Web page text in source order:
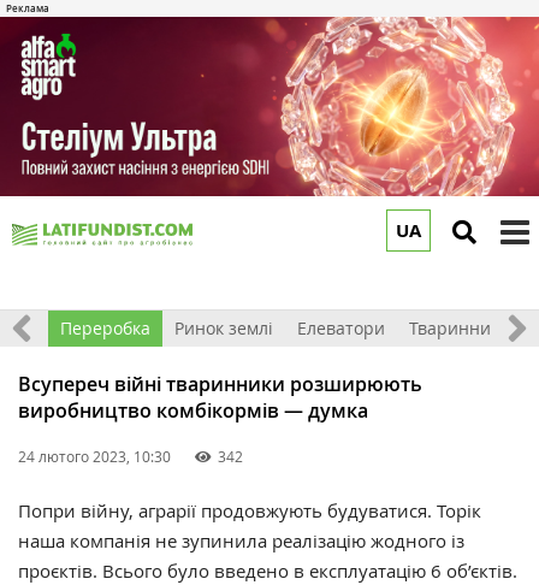
UA
Переробка Ринок землі Елеватори Тваринництво
Всупереч війні тваринники розширюють
виробництво комбікормів — думка
24 лютого 2023, 10:30 342
Попри війну, аграрії продовжують будуватися. Торік
наша компанія не зупинила реалізацію жодного із
проєктів. Всього було введено в експлуатацію 6 об’єктів.